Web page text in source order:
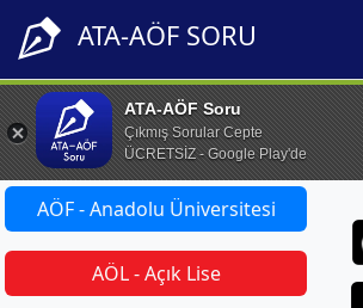
ATA-AÖF SORU
ATA-AÖF Soru
Çıkmış Sorular Cepte
ÜCRETSİZ - Google Play'de
AÖF - Anadolu Üniversitesi
AÖL - Açık Lise